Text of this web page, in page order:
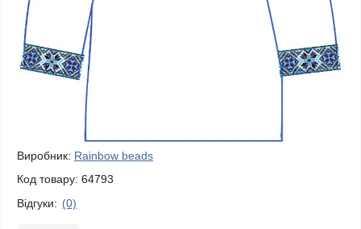
Виробник: Rainbow beads
Код товару: 64793
Відгуки: (0)